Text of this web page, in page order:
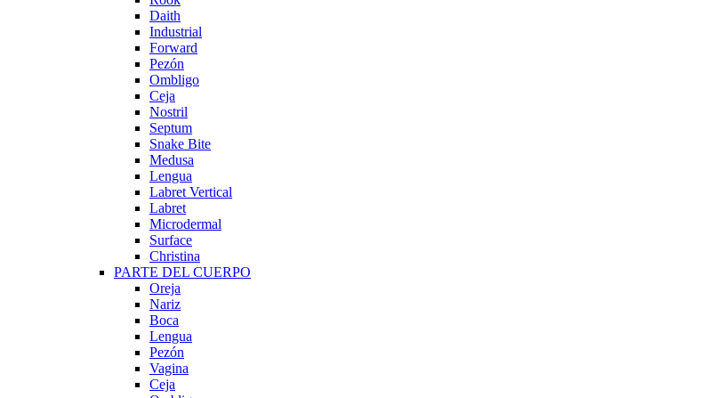
Daith
Industrial
Forward
Pezón
Ombligo
Ceja
Nostril
Septum
Snake Bite
Medusa
Lengua
Labret Vertical
Labret
Microdermal
Surface
Christina
PARTE DEL CUERPO
Oreja
Nariz
Boca
Lengua
Pezón
Vagina
Ceja